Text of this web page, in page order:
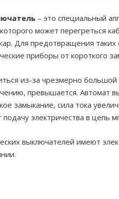
– это специальный
может перегреться
Для предотвращения
приборы от короткого
из-за чрезмерно
превышается. Автомат
замыкание, сила тока
электричества в цепь
выключателей имеют